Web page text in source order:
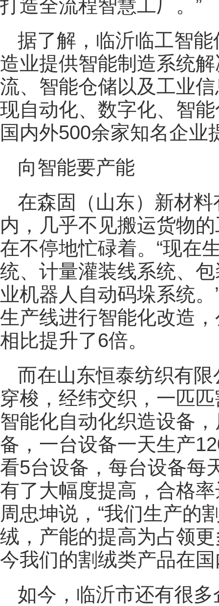
打造全流程智慧工厂。”
据了解，临沂临工智
造业提供智能制造系统
流、智能仓储以及工业
现自动化、数字化、智
国内外500余家知名企
向智能要产能
在森固（山东）新材
内，几乎不见搬运货物
在不停地忙碌着。“现在
统、计量灌装线系统、
业机器人自动码垛系统
生产线进行智能化改造
相比提升了6倍。
而在山东恒泰纺织有
穿梭，经纬交织，一匹
智能化自动化织造设备
备，一台设备一天生产
看5台设备，每台设备每
有了大幅度提高，合格
周忠坤说，“我们生产的
绒，产能的提高为占领
今我们的割绒类产品在
如今，临沂市还有很